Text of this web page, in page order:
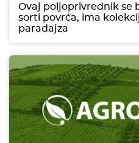
Ovaj poljoprivrednik se
sorti povrća, ima
paradajza